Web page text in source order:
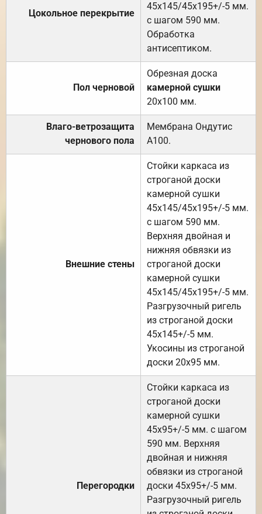
Цокольное перекрытие
45х145/45х195+/-5 мм.
с шагом 590 мм.
Обработка
антисептиком.
Пол черновой
Обрезная доска
камерной сушки
20х100 мм.
Влаго-ветрозащита
чернового пола
Мембрана Ондутис
А100.
Внешние стены
Стойки каркаса из
строганой доски
камерной сушки
45х145/45х195+/-5 мм.
с шагом 590 мм.
Верхняя двойная и
нижняя обвязки из
строганой доски
камерной сушки
45х145/45х195+/-5 мм.
Разгрузочный ригель
из строганой доски
45х145+/-5 мм.
Укосины из строганой
доски 20х95 мм.
Перегородки
Стойки каркаса из
строганой доски
камерной сушки
45х95+/-5 мм. с шагом
590 мм. Верхняя
двойная и нижняя
обвязки из строганой
доски 45х95+/-5 мм.
Разгрузочный ригель